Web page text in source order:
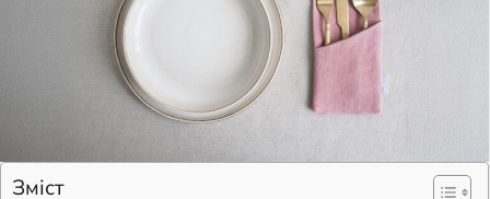
Зміст